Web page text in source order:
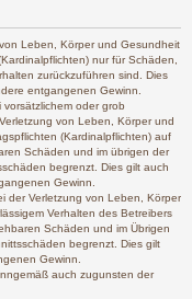
Leben, Körper und Gesundheit
nur für Schäden,
zurückzuführen sind. Dies
entgangenen Gewinn.
oder grob
von Leben, Körper und
(Kardinalpflichten) auf
Schäden und im übrigen der
begrenzt. Dies gilt auch
Gewinn.
der Verletzung von Leben, Körper
Verhalten des Betreibers
Schäden und im Übrigen
begrenzt. Dies gilt
Gewinn.
auch zugunsten der